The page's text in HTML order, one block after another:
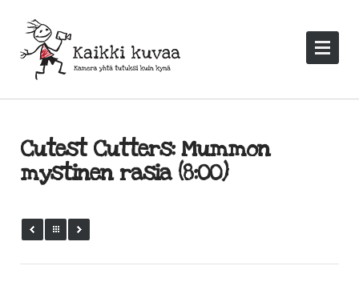
Cutest Cutters: Mummon
mystinen rasia (8:00)